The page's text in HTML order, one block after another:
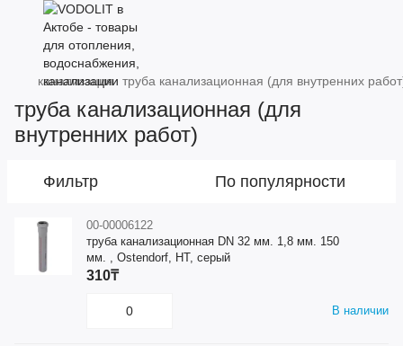
канализация труба канализационная (для внутренних
труба канализационная (для
внутренних работ)
Фильтр По популярности
00-00006122
труба канализационная DN 32 мм. 1,8 мм. 150
мм. , Ostendorf, HT, серый
В наличии
310₸